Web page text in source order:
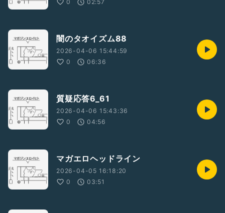
0
02:57
闇のタオイズム88
2026-04-06 15:44:59
0
06:36
質疑応答6_61
2026-04-06 15:43:36
0
04:56
マガエロヘッドライン
2026-04-05 16:18:20
0
03:51